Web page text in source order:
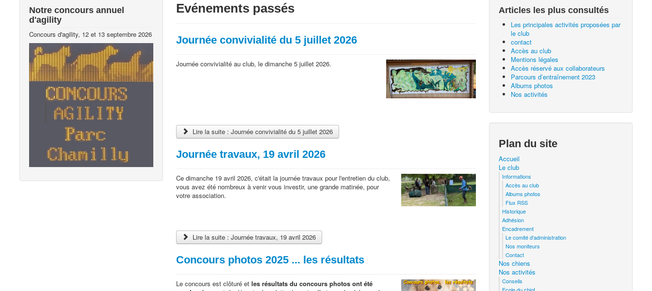
Notre concours annuel
d'agility
Concours d'agility, 12 et 13 septembre 2026
Evénements passés
Journée convivialité du 5 juillet 2026
Journée convivialité au club, le dimanche 5 juillet 2026.
Lire la suite : Journée convivialité du 5 juillet 2026
Journée travaux, 19 avril 2026
Ce dimanche 19 avril 2026, c'était la journée travaux pour l'entretien du club,
vous avez été nombreux à venir vous investir, une grande matinée, pour
votre association.
Lire la suite : Journée travaux, 19 avril 2026
Concours photos 2025 ... les résultats
Le concours est clôturé etles résultats du concours photos ont été
Articles les plus consultés
Les principales activités proposées par
le club
contact
Accès au club
Mentions légales
Accès réservé aux collaborateurs
Parcours d’entraînement 2023
Albums photos
Nos activités
Plan du site
Accueil
Le club
Informations
Accès au club
Albums photos
Flux RSS
Historique
Adhésion
Encadrement
Le comité d'administration
Nos moniteurs
Contact
Nos chiens
Nos activités
Conseils